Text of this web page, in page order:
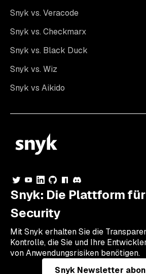
Snyk vs. Veracode
Snyk vs. Checkmarx
Snyk vs. Black Duck
Snyk vs. Wiz
Snyk vs Aikido
Snyk: Die Plattform
Security
Mit Snyk erhalten Sie die
Kontrolle, die Sie und Ihre
von Anwendungsrisiken benötigen.
Snyk Newsletter